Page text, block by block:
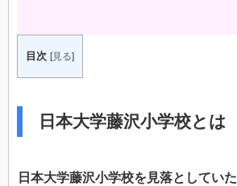
目次 [見る]
日本大学藤沢小学校とは
日本大学藤沢小学校を見落としていた